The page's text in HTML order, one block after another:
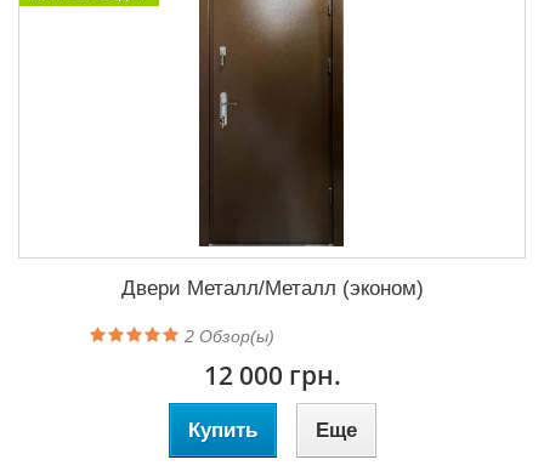
Двери Металл/Металл (эконом)
2 Обзор(ы)
12 000 грн.
Купить Еще